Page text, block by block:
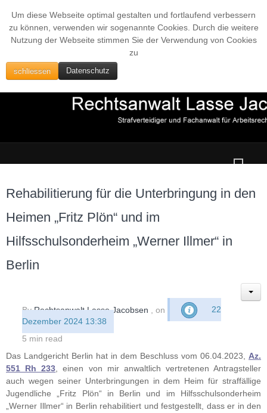
Um diese Webseite optimal gestalten und fortlaufend verbessern
zu können, verwenden wir sogenannte Cookies. Durch die weitere
Nutzung der Webseite stimmen Sie der Verwendung von Cookies
zu
schliessen Datenschutz
Rehabilitierung für die Unterbringung in den
Heimen „Fritz Plön“ und im
Hilfsschulsonderheim „Werner Illmer“ in
Berlin
ByRechtsanwalt Lasse Jacobsen , on
22
Dezember 2024 13:38
5 min read
Das Landgericht Berlin hat in dem Beschluss vom 06.04.2023, Az.
551 Rh 233 , einen von mir anwaltlich vertretenen Antragsteller
auch wegen seiner Unterbringungen in dem Heim für straffällige
Jugendliche „Fritz Plön“ in Berlin und im Hilfsschulsonderheim
„Werner Illmer“ in Berlin rehabilitiert und festgestellt, dass er in den